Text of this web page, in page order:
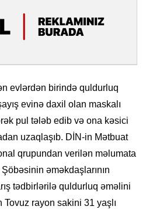
evlərdən birində quldurluq
evinə daxil olan maskalı
pul tələb edib və ona kəsici
uzaqlaşıb. DİN-in Mətbuat
qrupundan verilən məlumata
əməkdaşlarının
tədbirlərilə quldurluq əməlini
rayon sakini 31 yaşlı